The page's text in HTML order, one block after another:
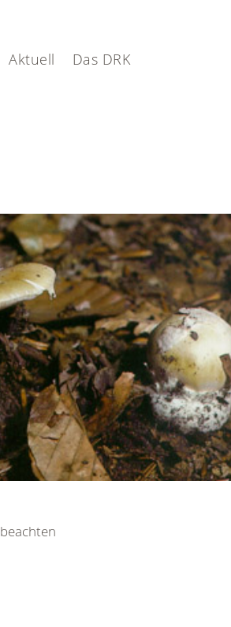
Aktuell Das DRK